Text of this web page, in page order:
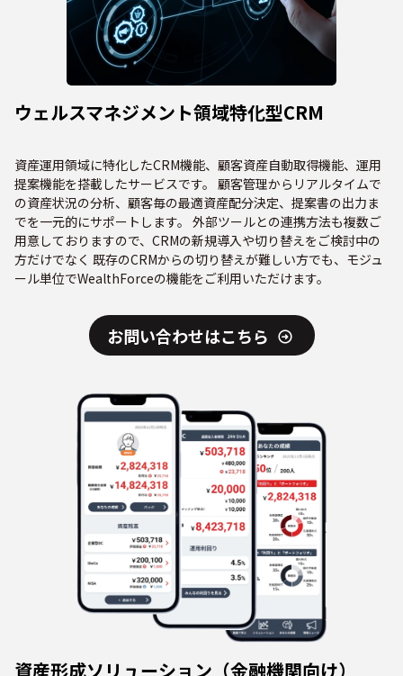
ウェルスマネジメント領域特化型CRM
資産運用領域に特化したCRM機能、顧客資産自動取得機能、運用
提案機能を搭載したサービスです。 顧客管理からリアルタイムで
の資産状況の分析、顧客毎の最適資産配分決定、提案書の出力ま
でを一元的にサポートします。 外部ツールとの連携方法も複数ご
用意しておりますので、CRMの新規導入や切り替えをご検討中の
方だけでなく 既存のCRMからの切り替えが難しい方でも、モジュ
ール単位でWealthForceの機能をご利用いただけます。
お問い合わせはこちら
資産形成ソリューション（金融機関向け）